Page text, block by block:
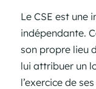
Le CSE est une
indépendante.
son propre lieu
lui attribuer un
l’exercice de